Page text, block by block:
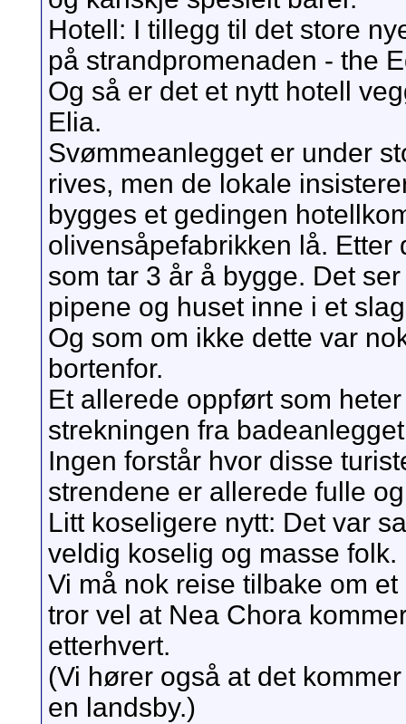
Hotell: I tillegg til det store
på strandpromenaden - the
Og så er det et nytt hotell
Elia.
Svømmeanlegget er under
rives, men de lokale
bygges et gedingen
olivensåpefabrikken lå.
som tar 3 år å bygge. Det
pipene og huset inne i et
Og som om ikke dette var
bortenfor.
Et allerede oppført som
strekningen fra
Ingen forstår hvor disse
strendene er allerede fulle
Litt koseligere nytt: Det var
veldig koselig og masse folk.
Vi må nok reise tilbake om
tror vel at Nea Chora
etterhvert.
(Vi hører også at det
en landsby.)